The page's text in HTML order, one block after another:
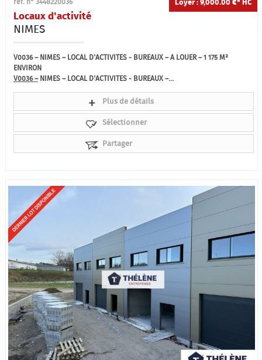
Loyer : 9,000.00 €* HC
ref. n° 3448220036
Locaux d'activité
NIMES
V0036 – NIMES – LOCAL D'ACTIVITES - BUREAUX – A LOUER – 1 175 M²
ENVIRON
V0036 –NIMES – LOCAL D'ACTIVITES - BUREAUX –...
Plus de détails
Sélectionner
Partager